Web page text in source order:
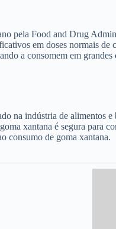
pela Food and Drug
em doses normais
a consomem em
na indústria de alimentos
xantana é segura para
consumo de goma xantana.